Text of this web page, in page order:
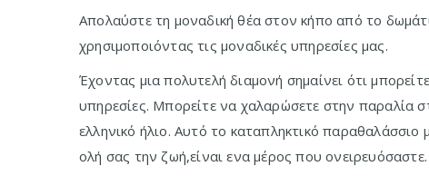
Απολαύστε τη μοναδική θέα στον κήπο από το
χρησιμοποιόντας τις μοναδικές υπηρεσίες μας.
Έχοντας μια πολυτελή διαμονή σημαίνει ότι
υπηρεσίες. Μπορείτε να χαλαρώσετε στην παραλία
ελληνικό ήλιο. Αυτό το καταπληκτικό παραθαλάσσιο
ολή σας την ζωή,είναι ενα μέρος που